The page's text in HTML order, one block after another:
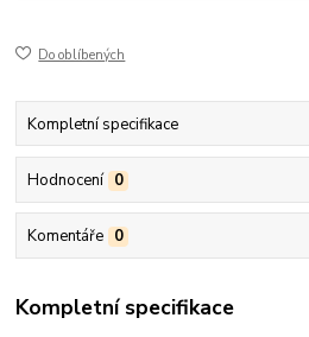
Do oblíbených
Kompletní specifikace
Hodnocení 0
Komentáře 0
Kompletní specifikace